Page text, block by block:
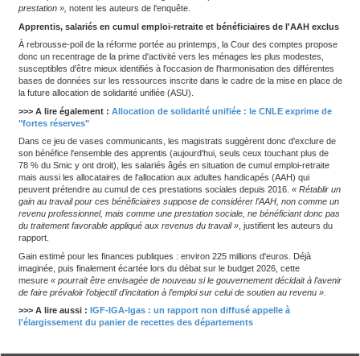
pauvreté, particulièrement pour les personnes aux revenus
60 % du salaire minimum, certains travailleurs à temps partiel et
monoparentales.
Ce coup de pouce au pouvoir d'achat s'est révélé d'autant plus
2019, année à laquelle le gouvernement Philippe l'a
réponse à la crise des gilets jaunes, en faisant grimper le
3,2 à 4,5 millions et le montant de la prime jusqu'à 350 € par
aux seuls frais de l’État, après que les organisations patronales
répercussion sur le coût du travail une ligne rouge, la réforme
pèse lourd sur les finances publiques.
En 2019, son coût a été porté de 5,6 à 9,5 milliards. Son
ses ajustements à la hausse pour suivre l'inflation galopante en
ont fait monter la facture jusqu'à 10,6 milliards en 2024.
... mais pas sur le retour à l'emploi
Le coût est d'autant plus lourd pour un exécutif désespérément
budget à l'équilibre, que ses résultats en matière de retour à
pas à la hauteur des attentes. Commandité par la Cour des
auprès des bénéficiaires révélait que 80 % d'entre eux ne
ce complément de revenu dans leurs comportements d'emploi.